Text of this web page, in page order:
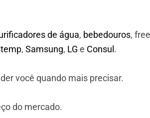
de água, bebedouros,
, Samsung, LG e Consul .
você quando mais precisar.
do mercado.